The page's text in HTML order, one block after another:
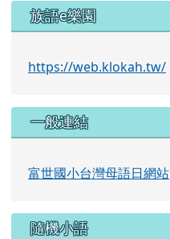
族語e樂園
https://web.klokah.tw/
一般連結
富世國小台灣母語日網站
隨機小語